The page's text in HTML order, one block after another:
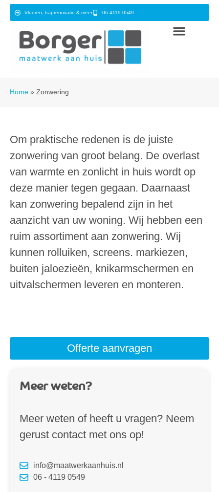
Vloeren, traprenovatie & meer 06 4119 0549
Home » Zonwering
Om praktische redenen is de juiste
zonwering van groot belang. De overlast
van warmte en zonlicht in huis wordt op
deze manier tegen gegaan. Daarnaast
kan zonwering bepalend zijn in het
aanzicht van uw woning. Wij hebben een
ruim assortiment aan zonwering. Wij
kunnen rolluiken, screens. markiezen,
buiten jaloezieën, knikarmschermen en
uitvalschermen leveren en monteren.
Offerte aanvragen
Meer weten?
Meer weten of heeft u vragen? Neem
gerust contact met ons op!
info@maatwerkaanhuis.nl
06 - 4119 0549